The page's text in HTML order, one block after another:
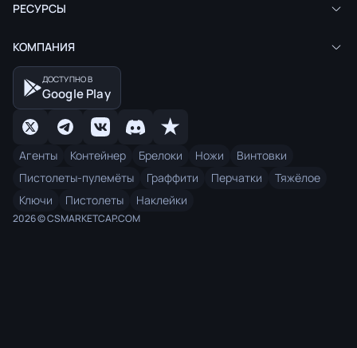
РЕСУРСЫ
КОМПАНИЯ
ДОСТУПНО В
Google Play
Агенты Контейнер Брелоки Ножи
Винтовки
Пистолеты-пулемёты
Граффити Перчатки
Тяжёлое
Ключи
Пистолеты Наклейки
2026 © CSMARKETCAP.COM